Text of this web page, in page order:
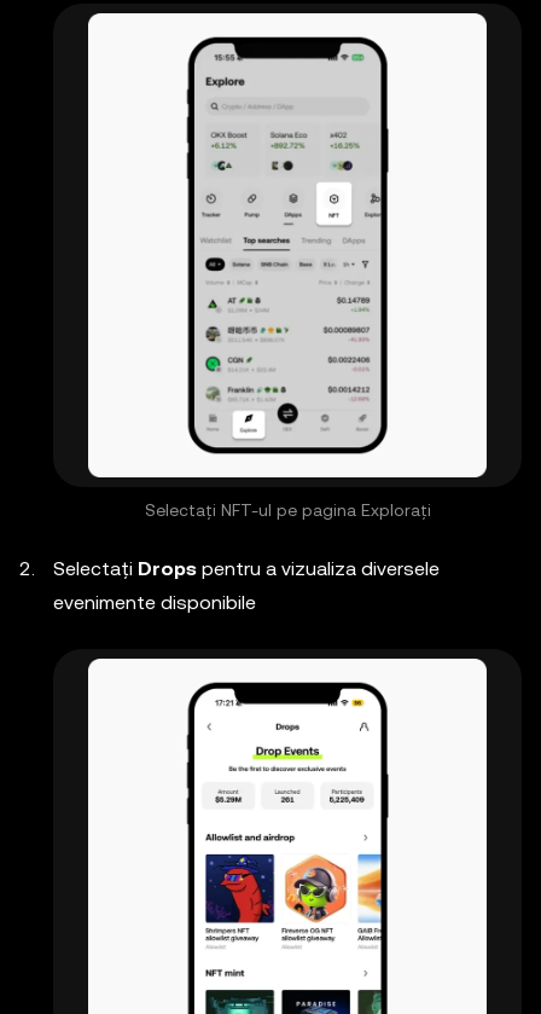
Selectați NFT-ul pe pagina Explorați
Selectați Drops pentru a vizualiza diversele
evenimente disponibile